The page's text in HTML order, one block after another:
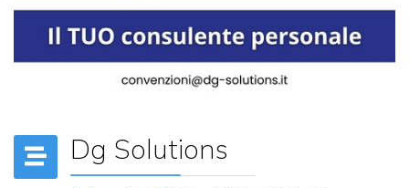
Dg Solutions